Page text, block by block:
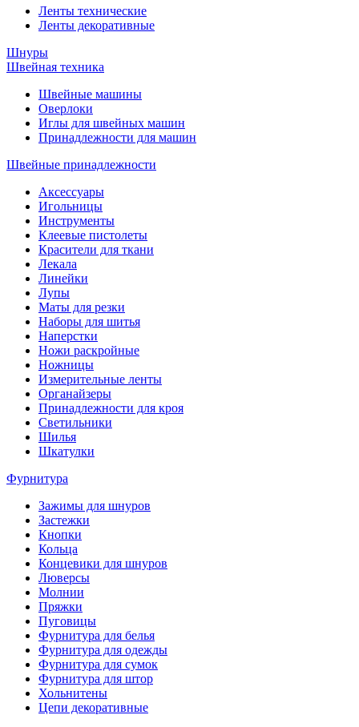
Ленты технические
Ленты декоративные
Шнуры
Швейная техника
Швейные машины
Оверлоки
Иглы для швейных машин
Принадлежности для машин
Швейные принадлежности
Аксессуары
Игольницы
Инструменты
Клеевые пистолеты
Красители для ткани
Лекала
Линейки
Лупы
Маты для резки
Наборы для шитья
Наперстки
Ножи раскройные
Ножницы
Измерительные ленты
Органайзеры
Принадлежности для кроя
Светильники
Шилья
Шкатулки
Фурнитура
Зажимы для шнуров
Застежки
Кнопки
Кольца
Концевики для шнуров
Люверсы
Молнии
Пряжки
Пуговицы
Фурнитура для белья
Фурнитура для одежды
Фурнитура для сумок
Фурнитура для штор
Хольнитены
Цепи декоративные